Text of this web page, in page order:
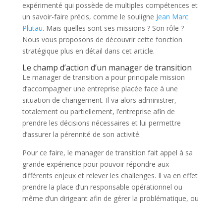
expérimenté qui possède de multiples compétences et
un savoir-faire précis, comme le souligne Jean Marc
Plutau. Mais quelles sont ses missions ? Son rôle ?
Nous vous proposons de découvrir cette fonction
stratégique plus en détail dans cet article.
Le champ d’action d’un manager de transition
Le manager de transition a pour principale mission
d’accompagner une entreprise placée face à une
situation de changement. Il va alors administrer,
totalement ou partiellement, l’entreprise afin de
prendre les décisions nécessaires et lui permettre
d’assurer la pérennité de son activité.
Pour ce faire, le manager de transition fait appel à sa
grande expérience pour pouvoir répondre aux
différents enjeux et relever les challenges. Il va en effet
prendre la place d’un responsable opérationnel ou
même d’un dirigeant afin de gérer la problématique, ou